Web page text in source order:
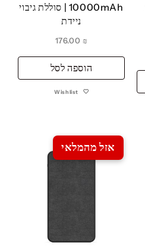
10000mAh | סוללת גיבוי
ניידת
₪
הוספה לסל
Wishlist
אזל מהמלאי